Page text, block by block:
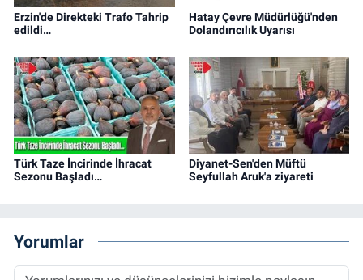
Erzin'de Direkteki Trafo Tahrip
edildi…
Hatay Çevre Müdürlüğü'nden
Dolandırıcılık Uyarısı
Türk Taze İncirinde İhracat
Sezonu Başladı…
Diyanet-Sen'den Müftü
Seyfullah Aruk'a ziyareti
Yorumlar